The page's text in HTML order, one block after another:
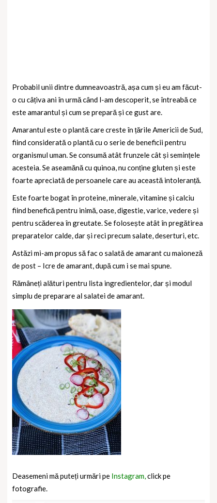
Probabil unii dintre dumneavoastră, așa cum și eu am făcut-
o cu câțiva ani în urmă când l-am descoperit, se întreabă ce
este amarantul și cum se prepară și ce gust are.
Amarantul este o plantă care creste în țările Americii de Sud,
fiind considerată o plantă cu o serie de beneficii pentru
organismul uman. Se consumă atât frunzele cât și semințele
acesteia. Se aseamănă cu quinoa, nu conține gluten și este
foarte apreciată de persoanele care au această intoleranță.
Este foarte bogat în proteine, minerale, vitamine și calciu
fiind benefică pentru inimă, oase, digestie, varice, vedere și
pentru scăderea în greutate. Se folosește atât în pregătirea
preparatelor calde, dar și reci precum salate, deserturi, etc.
Astăzi mi-am propus să fac o salată de amarant cu maioneză
de post – Icre de amarant, după cum i se mai spune.
Rămâneți alături pentru lista ingredientelor, dar și modul
simplu de preparare al salatei de amarant.
Deasemeni mă puteți urmări pe Instagram,click pe
fotografie.